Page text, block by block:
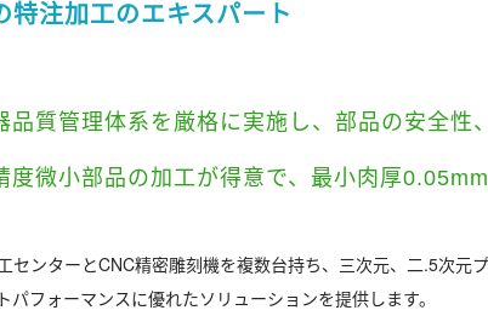
特注加工のエキスパート
品質管理体系を厳格に実施し、部品の安全性
度微小部品の加工が得意で、最小肉厚
センターとCNC精密雕刻機を複数台持ち、三次元、二.5次元
フォーマンスに優れたソリューションを提供します。